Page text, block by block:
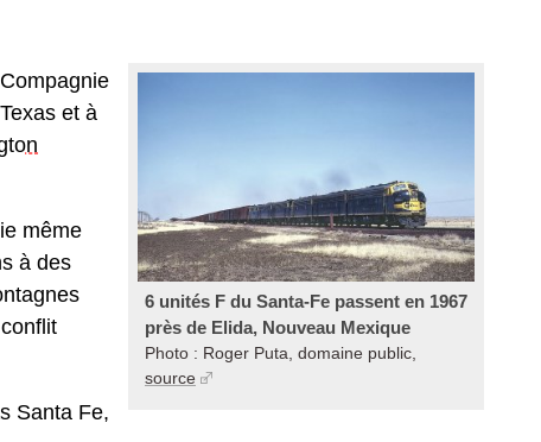
6 unités F du Santa-Fe passent en 1967
près de Elida, Nouveau Mexique
Photo : Roger Puta, domaine public,
source
et à
même
à des
Santa Fe,